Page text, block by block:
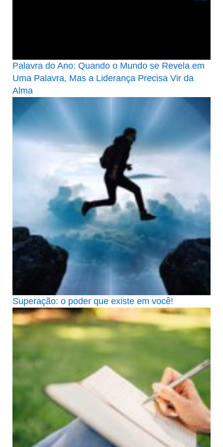
Palavra do Ano: Quando o Mundo se Revela em
Uma Palavra, Mas a Liderança Precisa Vir da
Alma
Superação: o poder que existe em você!